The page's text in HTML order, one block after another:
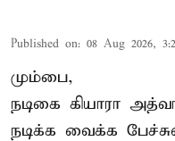
Published on: 08 Aug 2026,
மும்பை,
நடிகை கியாரா
நடிக்க வைக்க